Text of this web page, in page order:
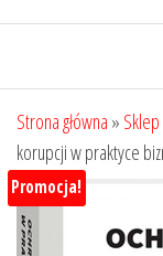
Strona główna » Sklep
korupcji w praktyce
Promocja!